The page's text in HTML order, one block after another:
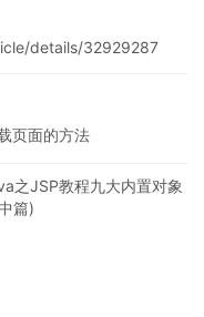
details/32929287
页面的方法